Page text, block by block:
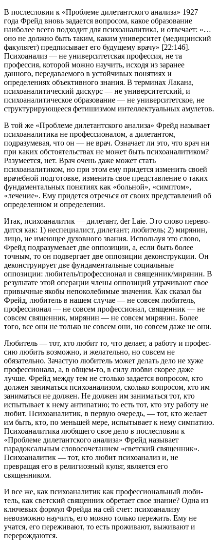
В послесловии к «Проблеме дилетантского анализа» 1927
года Фрейд вновь задается вопросом, какое образование
наиболее все­го подходит для психоаналитика, и отвечает: «…
оно не должно быть таким, каким университет (медицинский
факультет) предпи­сывает его будущему врачу» [22:146].
Психоанализ — не универ­ситетская профессия, не та
профессия, которой можно научить, исходя из заранее
данного, передаваемого в устойчивых понятиях и
определениях объективного знания. В терминах Лакана,
психо­аналитический дискурс — не университетский, и
психоаналитичес­кое образование — не университетское, не
структурирующееся фетишизмом интеллектуальных амулетов.
В той же «Проблеме дилетантского анализа» Фрейд называет
психоаналитика не профессионалом, а дилетантом,
подразумевая, что он — не врач. Означает ли это, что врач ни
при каких об­стоятельствах не может быть психоаналитиком?
Разумеется, нет. Врач очень даже может стать
психоаналитиком, но при этом ему придется изменить своей
врачебной подготовке, изменить свое представление о таких
фундаментальных понятиях как «больной», «симптом»,
«лечение». Ему придется отречься от своих представ­лений об
определенном и определении.
Итак, психоаналитик — дилетант, der Laie. Это слово перево­
дится как: 1) неспециалист, дилетант; любитель; 2) мирянин,
лицо, не имеющее духовного звания. Используя это слово,
Фрейд под­разумевает две оппозиции, а, если быть более
точным, то он под­вергает две оппозиции деконструкции. Он
деконструирует две фун­даментальные социальные
оппозиции: любитель/профессионал и священник/мирянин. В
результате этой операции члены оппозиций утрачивают свое
привычные якобы непоколебимые значения. Как сказал бы
Фрейд, любитель в нашем случае — не совсем любитель,
профессионал — не совсем профессионал, священник — не
совсем священник, мирянин — не совсем мирянин. Более
того, все они не только не совсем они, но совсем даже не они.
Любитель — тот, кто любит то, что делает, а работу и профес­
сию любить возможно, и желательно, но совсем не
обязательно. Зачастую любитель может делать дело не хуже
профессионала, а, в общем-то, в силу любви скорее даже
лучше. Фрейд между тем не столько задается вопросом, кто
должен заниматься пси­хоанализом, сколько вопросом, кто им
заниматься не должен. Не должен им заниматься тот, кто
испытывает к нему антипатию; то есть тот, кто эту работу не
любит. Психоаналитик, в первую очередь, — тот, кто желает
им быть, кто, по меньшей мере, ис­пытывает к нему симпатию.
Психоаналитика любящего свое дело в послесловии к
«Проблеме дилетантского анализа» Фрейд на­зывает
парадоксальным словосочетанием «светский священник».
Психоаналитик — тот, кто любит психоанализ и, не
превращая его в религиозный культ, является его
священником.
И все же, как психоаналитик как профессиональный люби­
тель, как светский священник обретает свое знание? Одна из
клю­чевых формул Фрейда на сей счет: психоанализу
невозможно научить, его можно только пережить. Ему не
учатся, его переживают, то есть проживают, выживают и
перерождаются.